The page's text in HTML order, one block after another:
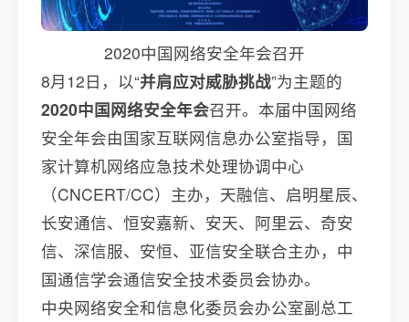
2020中国网络安全年会召开
8月12日，以“并肩应对威胁挑战”为主题的
2020中国网络安全年会召开。本届中国网络
安全年会由国家互联网信息办公室指导，国
家计算机网络应急技术处理协调中心
（CNCERT/CC）主办，天融信、启明星辰、
长安通信、恒安嘉新、安天、阿里云、奇安
信、深信服、安恒、亚信安全联合主办，中
国通信学会通信安全技术委员会协办。
中央网络安全和信息化委员会办公室副总工